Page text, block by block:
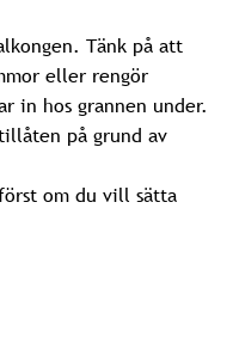
Tänk på att
eller rengör
in hos grannen under.
på grund av
om du vill sätta